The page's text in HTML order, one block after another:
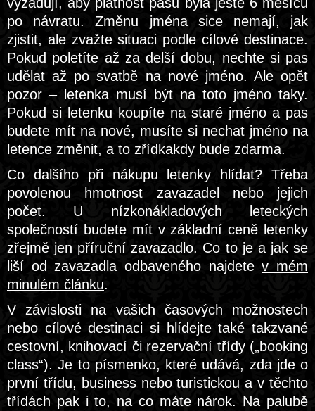
po návratu. Změnu jména sice nemají, jak
zjistit, ale zvažte situaci podle cílové destinace.
Pokud poletíte až za delší dobu, nechte si pas
udělat až po svatbě na nové jméno. Ale opět
pozor – letenka musí být na toto jméno taky.
Pokud si letenku koupíte na staré jméno a pas
budete mít na nové, musíte si nechat jméno na
letence změnit, a to zřídkakdy bude zdarma.
Co dalšího při nákupu letenky hlídat? Třeba
povolenou hmotnost zavazadel nebo jejich
počet. U nízkonákladových leteckých
společností budete mít v základní ceně letenky
zřejmě jen příruční zavazadlo. Co to je a jak se
liší od zavazadla odbaveného najdetev mém
minulém článku.
V závislosti na vašich časových možnostech
nebo cílové destinaci si hlídejte také takzvané
cestovní, knihovací či rezervační třídy („booking
class“). Je to písmenko, které udává, zda jde o
první třídu, business nebo turistickou a v těchto
třídách pak i to, na co máte nárok. Na palubě